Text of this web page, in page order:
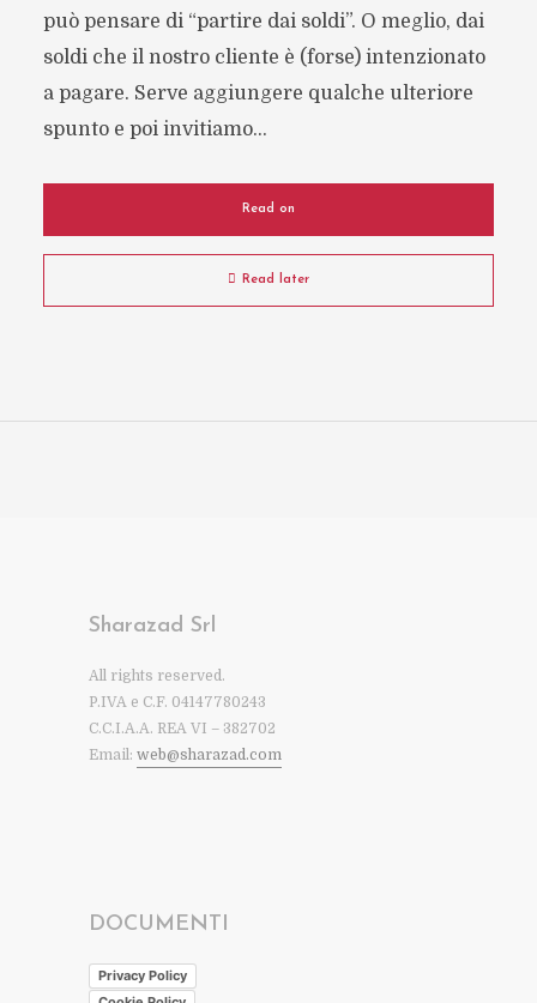
può pensare di “partire dai soldi”. O meglio, dai
soldi che il nostro cliente è (forse) intenzionato
a pagare. Serve aggiungere qualche ulteriore
spunto e poi invitiamo...
Read on
Read later
Sharazad Srl
All rights reserved.
P.IVA e C.F. 04147780243
C.C.I.A.A. REA VI – 382702
Email: web@sharazad.com
DOCUMENTI
Privacy Policy